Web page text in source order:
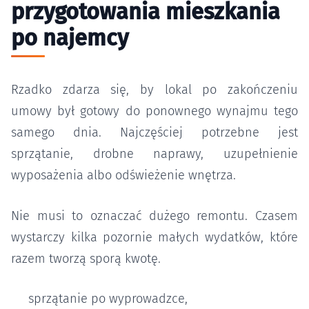
przygotowania mieszkania
po najemcy
Rzadko zdarza się, by lokal po zakończeniu
umowy był gotowy do ponownego wynajmu tego
samego dnia. Najczęściej potrzebne jest
sprzątanie, drobne naprawy, uzupełnienie
wyposażenia albo odświeżenie wnętrza.
Nie musi to oznaczać dużego remontu. Czasem
wystarczy kilka pozornie małych wydatków, które
razem tworzą sporą kwotę.
sprzątanie po wyprowadzce,